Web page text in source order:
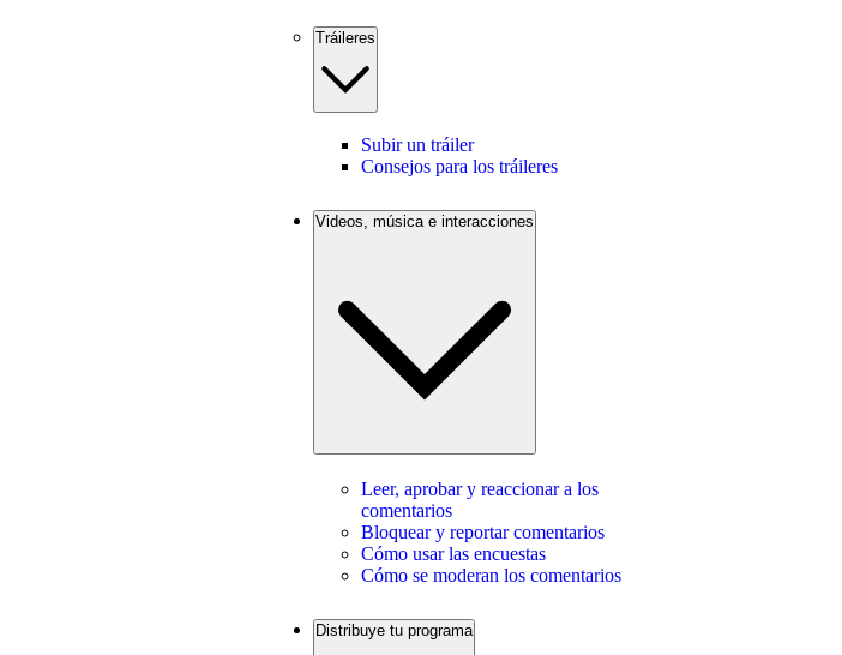
Tráileres
Subir un tráiler
Consejos para los tráileres
Videos, música e interacciones
Leer, aprobar y reaccionar a los
comentarios
Bloquear y reportar comentarios
Cómo usar las encuestas
Cómo se moderan los comentarios
Distribuye tu programa